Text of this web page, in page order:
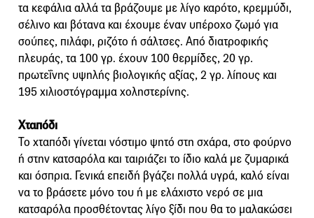
τα κεφάλια αλλά τα βράζουμε με λίγο καρότο, κρεμμύδι,
σέλινο και βότανα και έχουμε έναν υπέροχο ζωμό για
σούπες, πιλάφι, ριζότο ή σάλτσες. Από διατροφικής
πλευράς, τα 100 γρ. έχουν 100 θερμίδες, 20 γρ.
πρωτεΐνης υψηλής βιολογικής αξίας, 2 γρ. λίπους και
195 χιλιοστόγραμμα χοληστερίνης.
Χταπόδι
Το χταπόδι γίνεται νόστιμο ψητό στη σχάρα, στο φούρνο
ή στην κατσαρόλα και ταιριάζει το ίδιο καλά με ζυμαρικά
και όσπρια. Γενικά επειδή βγάζει πολλά υγρά, καλό είναι
να το βράσετε μόνο του ή με ελάχιστο νερό σε μια
κατσαρόλα προσθέτοντας λίγο ξίδι που θα το μαλακώσει